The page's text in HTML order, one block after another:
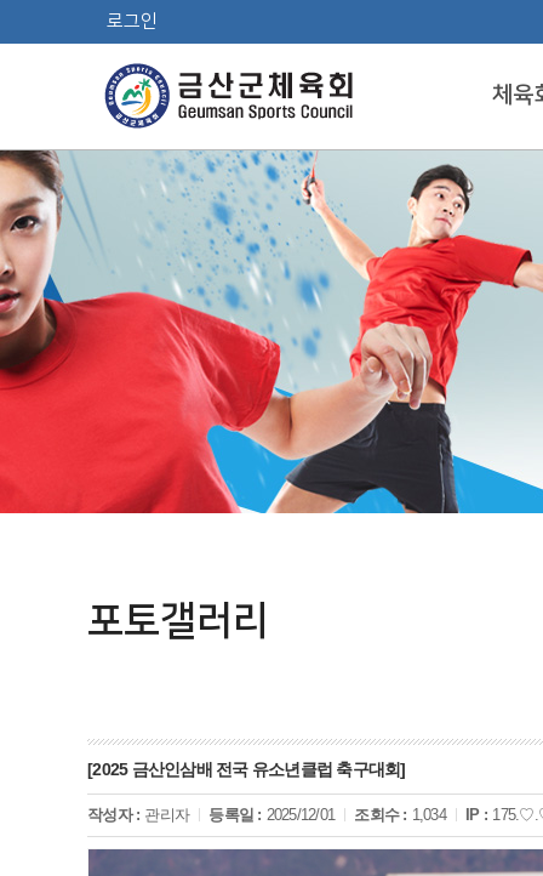
로그인
체육
포토갤러리
[2025 금산인삼배 전국 유소년클럽 축구대회]
작성자 : 관리자 등록일 : 2025/12/01 조회수 : 1,034 IP :